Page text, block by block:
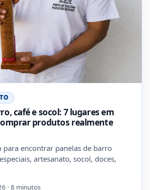
café e socol: 7 lugares em
produtos realmente
para encontrar panelas de barro
artesanato, socol, doces,
· 8 minutos